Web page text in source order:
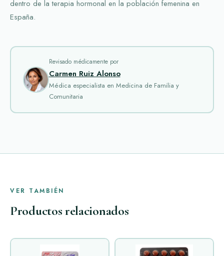
dentro de la terapia hormonal en la población femenina en
España.
Revisado médicamente por
Carmen Ruiz Alonso
Médica especialista en Medicina de Familia y
Comunitaria
VER TAMBIÉN
Productos relacionados